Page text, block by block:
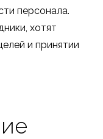
персонала.
хотят
и принятии